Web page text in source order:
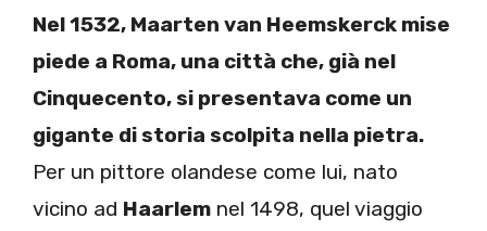
Nel 1532, Maarten van Heemskerck mise
piede a Roma, una città che, già nel
Cinquecento, si presentava come un
gigante di storia scolpita nella pietra.
Per un pittore olandese come lui, nato
vicino ad Haarlem nel 1498, quel viaggio